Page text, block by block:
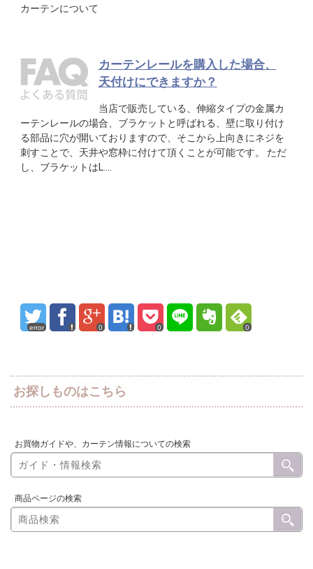
カーテンについて
カーテンレールを購入した場合、
天付けにできますか？
当店で販売している、伸縮タイプの金属カ
ーテンレールの場合、ブラケットと呼ばれる、壁に取り付け
る部品に穴が開いておりますので、そこから上向きにネジを
刺すことで、天井や窓枠に付けて頂くことが可能です。 ただ
し、ブラケットはL….
error 0 0 0
お探しものはこちら
お買物ガイドや、カーテン情報についての検索
商品ページの検索